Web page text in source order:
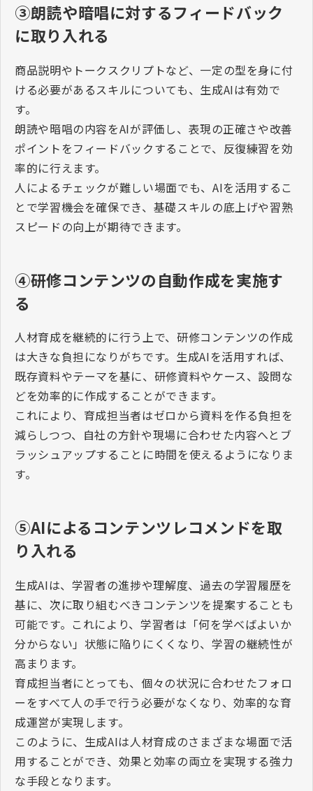
③朗読や暗唱に対するフィードバック
に取り入れる
商品説明やトークスクリプトなど、一定の型を身に付
ける必要があるスキルについても、生成AIは有効で
す。
朗読や暗唱の内容をAIが評価し、表現の正確さや改善
ポイントをフィードバックすることで、反復練習を効
率的に行えます。
人によるチェックが難しい場面でも、 AIを活用するこ
とで学習機会を確保でき、基礎スキルの底上げや習熟
スピードの向上が期待できます。
④研修コンテンツの自動作成を実施す
る
人材育成を継続的に行う上で、研修コンテンツの作成
は大きな負担になりがちです。生成AIを活用すれば、
既存資料やテーマを基に、研修資料やケース、設問な
どを効率的に作成することができます。
これにより、育成担当者はゼロから資料を作る負担を
減らしつつ、自社の方針や現場に合わせた内容へとブ
ラッシュアップすることに時間を使えるようになりま
す。
⑤AIによるコンテンツレコメンドを取
り入れる
生成AIは、学習者の進捗や理解度、過去の学習履歴を
基に、次に取り組むべきコンテンツを提案することも
可能です。これにより、学習者は「何を学べばよいか
分からない」状態に陥りにくくなり、学習の継続性が
高まります。
育成担当者にとっても、個々の状況に合わせたフォロ
ーをすべて人の手で行う必要がなくなり、効率的な育
成運営が実現します。
このように、生成AIは人材育成のさまざまな場面で活
用することができ、効果と効率の両立を実現する強力
な手段となります。